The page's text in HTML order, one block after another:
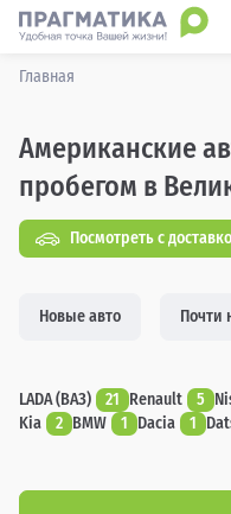
Главная
Американские
пробегом в
Посмотреть с
Новые авто Почти
LADA (ВАЗ) 21 Renault 5
Kia
2 BMW 1 Dacia 1